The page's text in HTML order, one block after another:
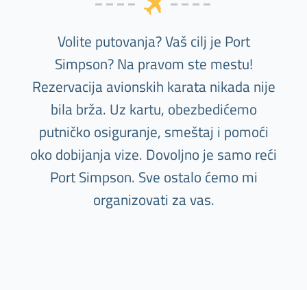
Volite putovanja? Vaš cilj je Port
Simpson? Na pravom ste mestu!
Rezervacija avionskih karata nikada nije
bila brža. Uz kartu, obezbedićemo
putničko osiguranje, smeštaj i pomoći
oko dobijanja vize. Dovoljno je samo reći
Port Simpson. Sve ostalo ćemo mi
organizovati za vas.